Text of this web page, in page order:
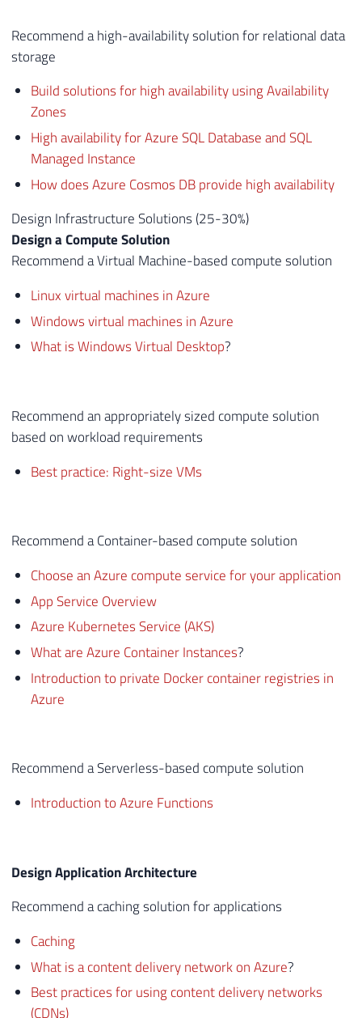
Recommend a high-availability solution for relational data
storage
Build solutions for high availability using Availability
Zones
High availability for Azure SQL Database and SQL
Managed Instance
How does Azure Cosmos DB provide high availability
Design Infrastructure Solutions (25-30%)
Design a Compute Solution
Recommend a Virtual Machine-based compute solution
Linux virtual machines in Azure
Windows virtual machines in Azure
What is Windows Virtual Desktop?
Recommend an appropriately sized compute solution
based on workload requirements
Best practice: Right-size VMs
Recommend a Container-based compute solution
Choose an Azure compute service for your application
App Service Overview
Azure Kubernetes Service (AKS)
What are Azure Container Instances?
Introduction to private Docker container registries in
Azure
Recommend a Serverless-based compute solution
Introduction to Azure Functions
Design Application Architecture
Recommend a caching solution for applications
Caching
What is a content delivery network on Azure?
Best practices for using content delivery networks
(CDNs)